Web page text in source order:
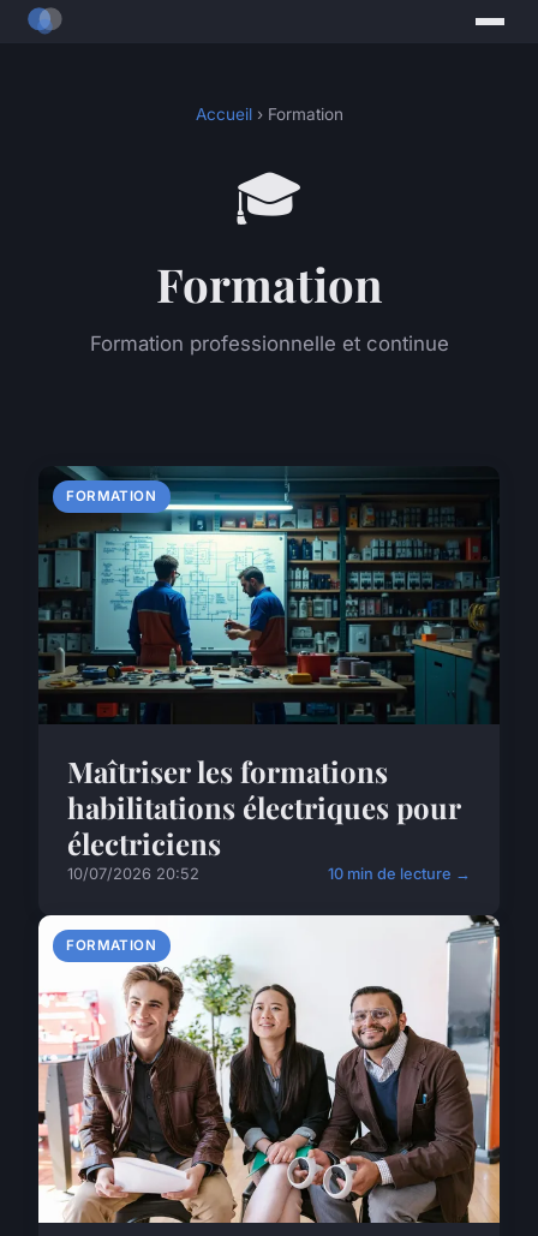
Accueil› Formation
🎓
Formation
Formation professionnelle et continue
FORMATION
Maîtriser les formations
habilitations électriques pour
électriciens
10/07/2026 20:52 10 min de lecture →
FORMATION